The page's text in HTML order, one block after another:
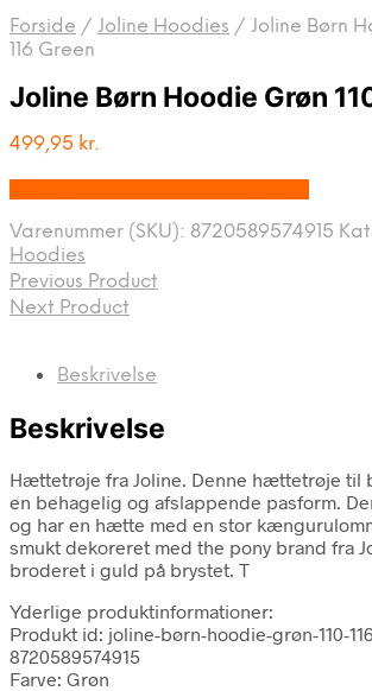
Forside / Joline Hoodies / Joline Børn
116 Green
Joline Børn Hoodie Grøn
499,95 kr.
Varenummer (SKU): 8720589574915
Hoodies
Previous Product
Next Product
Beskrivelse
Beskrivelse
Hættetrøje fra Joline. Denne hættetrøje til
en behagelig og afslappende pasform.
og har en hætte med en stor
smukt dekoreret med the pony brand fra
broderet i guld på brystet. T
Yderlige produktinformationer:
Produkt id: joline-børn-hoodie-grøn-110-
8720589574915
Farve: Grøn